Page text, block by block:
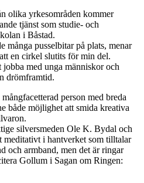
olika yrkesområden kommer
tjänst som studie- och
i Båstad.
många pusselbitar på plats, menar
en cirkel slutits för min del.
med unga människor och
drömframtid.
person med breda
både möjlighet att smida kreativa
silversmeden Ole K. Bydal och
meditativt i hantverket som tilltalar
och armband, men det är ringar
Gollum i Sagan om Ringen: